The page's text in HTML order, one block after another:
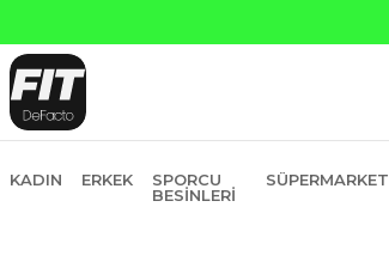
KADIN ERKEK
SPORCU
BESINLERI
SÜPERMARKET